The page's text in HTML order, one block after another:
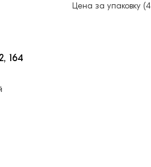
Цена за упаковку
164